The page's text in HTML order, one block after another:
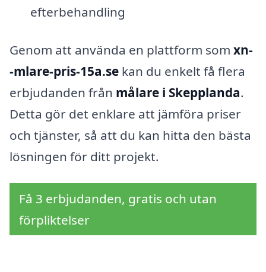
efterbehandling
Genom att använda en plattform som xn-
-mlare-pris-15a.se kan du enkelt få flera
erbjudanden från målare i Skepplanda.
Detta gör det enklare att jämföra priser
och tjänster, så att du kan hitta den bästa
lösningen för ditt projekt.
Få 3 erbjudanden, gratis och utan
förpliktelser